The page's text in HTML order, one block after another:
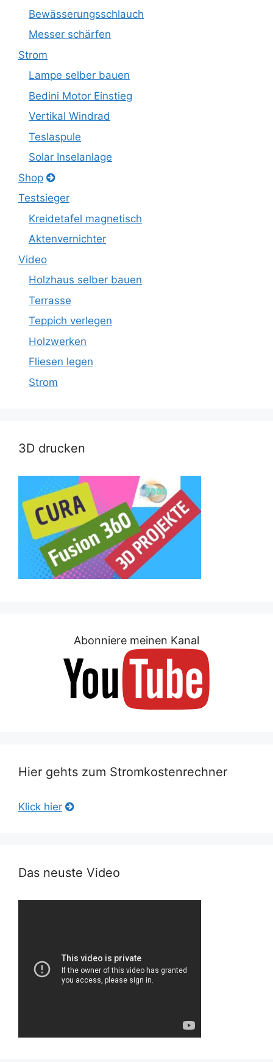
Bewässerungsschlauch
Messer schärfen
Strom
Lampe selber bauen
Bedini Motor Einstieg
Vertikal Windrad
Teslaspule
Solar Inselanlage
Shop
Testsieger
Kreidetafel magnetisch
Aktenvernichter
Video
Holzhaus selber bauen
Terrasse
Teppich verlegen
Holzwerken
Fliesen legen
Strom
3D drucken
Abonniere meinen Kanal
Hier gehts zum Stromkostenrechner
Klick hier
Das neuste Video